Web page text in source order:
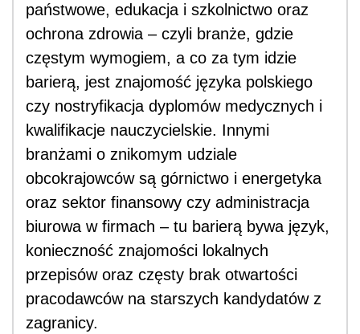
państwowe, edukacja i szkolnictwo oraz
ochrona zdrowia – czyli branże, gdzie
częstym wymogiem, a co za tym idzie
barierą, jest znajomość języka polskiego
czy nostryfikacja dyplomów medycznych i
kwalifikacje nauczycielskie. Innymi
branżami o znikomym udziale
obcokrajowców są górnictwo i energetyka
oraz sektor finansowy czy administracja
biurowa w firmach – tu barierą bywa język,
konieczność znajomości lokalnych
przepisów oraz częsty brak otwartości
pracodawców na starszych kandydatów z
zagranicy.